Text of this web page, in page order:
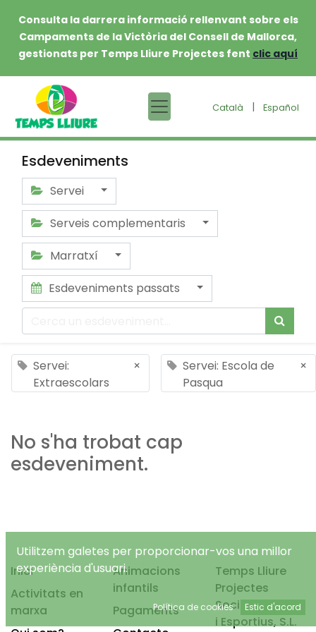
Consulta la darrera informació rellenvant sobre els
Campaments de la Victòria del Consell de Mallorca,
gestionats per Temps Lliure Projectes fent clic aquí
Català | Español
Esdeveniments
Servei
Serveis complementaris
Marratxí
Esdeveniments passats
Servei:
Extraescolars
×
Servei: Escola de
Pasqua
×
No s'ha trobat cap
esdeveniment.
Inici
Activitats en
marxa
Animacions
infantils
Pagaments
Temps Lliure
Projectes
Socioeducatius
i Esportius, S.L.
Utilitzem galetes per proporcionar-vos una millor
experiència d'usuari.
Política de cookies Estic d'acord